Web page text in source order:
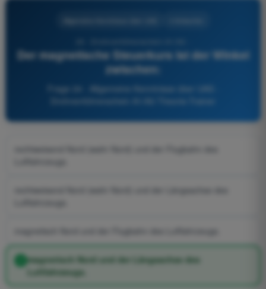
Der magnetische Steuerkurs ist der Winkel
zwischen:
Frage 24 - Allgemeine Kenntnisse über UAS -
magnetisch Nord und der Längsachse des
Luftfahrzeugs.